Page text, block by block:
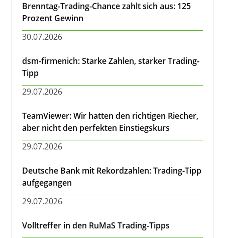
Brenntag-Trading-Chance zahlt sich aus: 125
Prozent Gewinn
30.07.2026
dsm-firmenich: Starke Zahlen, starker Trading-
Tipp
29.07.2026
TeamViewer: Wir hatten den richtigen Riecher,
aber nicht den perfekten Einstiegskurs
29.07.2026
Deutsche Bank mit Rekordzahlen: Trading-Tipp
aufgegangen
29.07.2026
Volltreffer in den RuMaS Trading-Tipps